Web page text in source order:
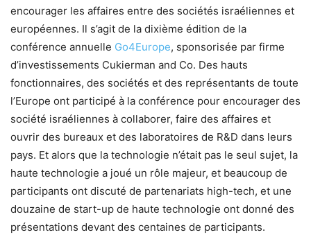
encourager les affaires entre des sociétés israéliennes et
européennes. Il s’agit de la dixième édition de la
conférence annuelle Go4Europe, sponsorisée par firme
d’investissements Cukierman and Co. Des hauts
fonctionnaires, des sociétés et des représentants de toute
l’Europe ont participé à la conférence pour encourager des
société israéliennes à collaborer, faire des affaires et
ouvrir des bureaux et des laboratoires de R&D dans leurs
pays. Et alors que la technologie n’était pas le seul sujet, la
haute technologie a joué un rôle majeur, et beaucoup de
participants ont discuté de partenariats high-tech, et une
douzaine de start-up de haute technologie ont donné des
présentations devant des centaines de participants.